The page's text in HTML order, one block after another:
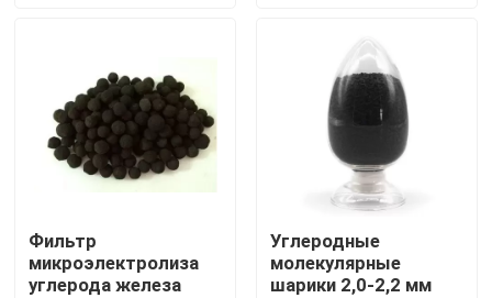
Свяжитесь с нами
Запросите цитату
Молекулярный сито зеолит
Фильтр
микроэлектролиза
углерода железа
Углеродные
молекулярные
шарики 2,0-2,2 мм